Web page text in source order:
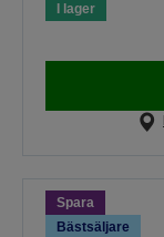
I lager
Spara
Bästsäljare